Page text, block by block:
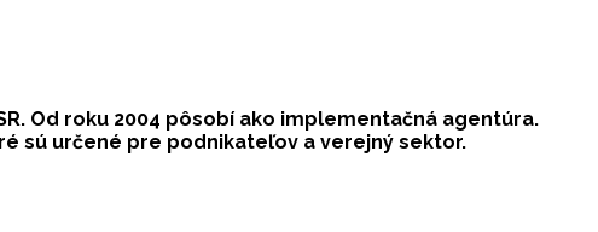
Od roku 2004 pôsobí ako implementačná agentúra.
sú určené pre podnikateľov a verejný sektor.